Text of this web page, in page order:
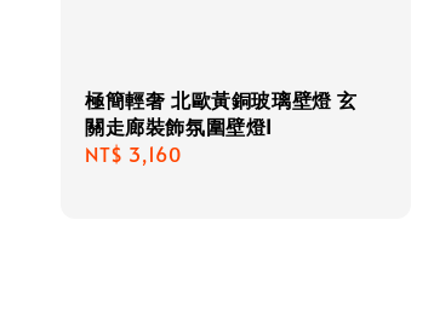
極簡輕奢 北歐黃銅玻璃壁燈 玄
關走廊裝飾氛圍壁燈I
Regular
NT$ 3,160